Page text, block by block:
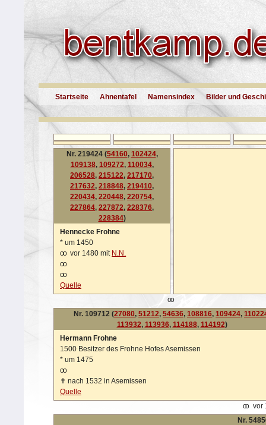
Startseite Ahnentafel Namensindex Bilder und
Nr. 219424 (54160, 102424,
109138, 109272, 110034,
206528, 215122, 217170,
217632, 218848, 219410,
220434, 220448, 220754,
227864, 227872, 228376,
228384)
Hennecke Frohne
* um 1450
oo vor 1480 mit N.N.
oo
oo
Quelle
oo
Nr. 109712 (27080, 51212, 54636, 108816, 109424,
113932, 113936, 114188, 114192)
Hermann Frohne
1500 Besitzer des Frohne Hofes Asemissen
* um 1475
oo
✝ nach 1532 in Asemissen
Quelle
oo vor
Nr.